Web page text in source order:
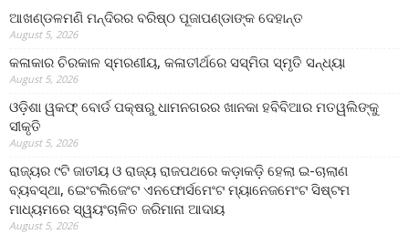
ଆଖଣ୍ଡଳମଣି ମନ୍ଦିରର ବରିଷ୍ଠ ପୂଜାପଣ୍ଡାଙ୍କ ଦେହାନ୍ତ
August 5, 2026
କଳାକାର ଚିରକାଳ ସ୍ମରଣୀୟ, କଳାତୀର୍ଥରେ ସସ୍ମିତା ସ୍ମୃତି ସନ୍ଧ୍ୟା
August 5, 2026
ଓଡ଼ିଶା ୱକଫ୍ ବୋର୍ଡ ପକ୍ଷରୁ ଧାମନଗରର ଖାନକା ହବିବିଆର ମତୱଲିଙ୍କୁ
ସୀକୃତି
August 5, 2026
ରାଜ୍ୟର ୯ଟି ଜାତୀୟ ଓ ରାଜ୍ୟ ରାଜପଥରେ କଡ଼ାକଡ଼ି ହେଲା ଇ-ଚାଲାଣ
ବ୍ୟବସ୍ଥା, ଇେଂଟଲିଜେଂଟ ଏନଫୋର୍ସମେଂଟ ମ୍ୟାନେଜମେଂଟ ସିଷ୍ଟମ
ମାଧ୍ୟମରେ ସ୍ୱୟଂଚାଳିତ ଜରିମାନା ଆଦାୟ
August 5, 2026